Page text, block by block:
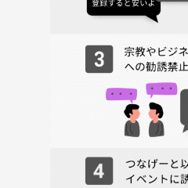
6️⃣ 終了・LINEグループ作成（任意）
希望者でLINEグループを作成します
自己紹介シートの写真を共有すると
* ほとんどの方がお一人参加＆初参加
* サクッと1時間程度だから、気軽に参